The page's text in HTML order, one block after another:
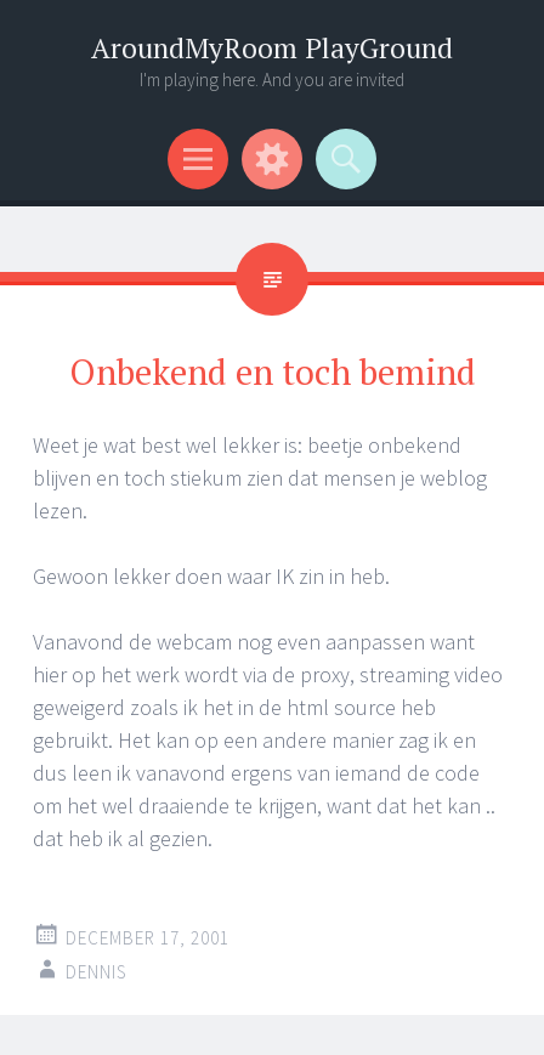
AroundMyRoom PlayGround
I'm playing here. And you are invited
Menu
Widgets
Search
Onbekend en toch bemind
Weet je wat best wel lekker is: beetje onbekend
blijven en toch stiekum zien dat mensen je weblog
lezen.
Gewoon lekker doen waar IK zin in heb.
Vanavond de webcam nog even aanpassen want
hier op het werk wordt via de proxy, streaming video
geweigerd zoals ik het in de html source heb
gebruikt. Het kan op een andere manier zag ik en
dus leen ik vanavond ergens van iemand de code
om het wel draaiende te krijgen, want dat het kan ..
dat heb ik al gezien.
DECEMBER 17, 2001
DENNIS